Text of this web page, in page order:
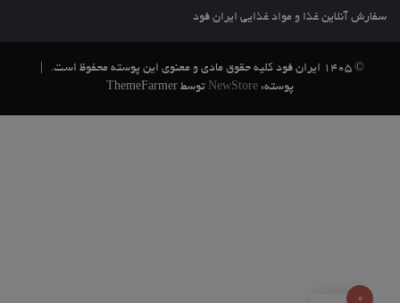
سفارش آنلاین غذا و مواد غذایی ایران فود
© 1405 ایران فود کلیه حقوق مادی و معنوی این پوسته محفوظ است.
پوسته: NewStore توسط ThemeFarmer
0